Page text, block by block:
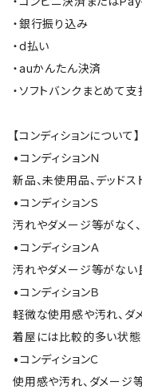
・銀行振り込み
・d払い
・auかんたん決済
・ソフトバンクまとめて
【コンディションについて】
•コンディションＮ
新品、未使用品、デッドス
•コンディションＳ
汚れやダメージ等がなく
•コンディションＡ
汚れやダメージ等がない
•コンディションＢ
軽微な使用感や汚れ、ダ
着屋には比較的多い状態
•コンディションＣ
使用感や汚れ、ダメージ